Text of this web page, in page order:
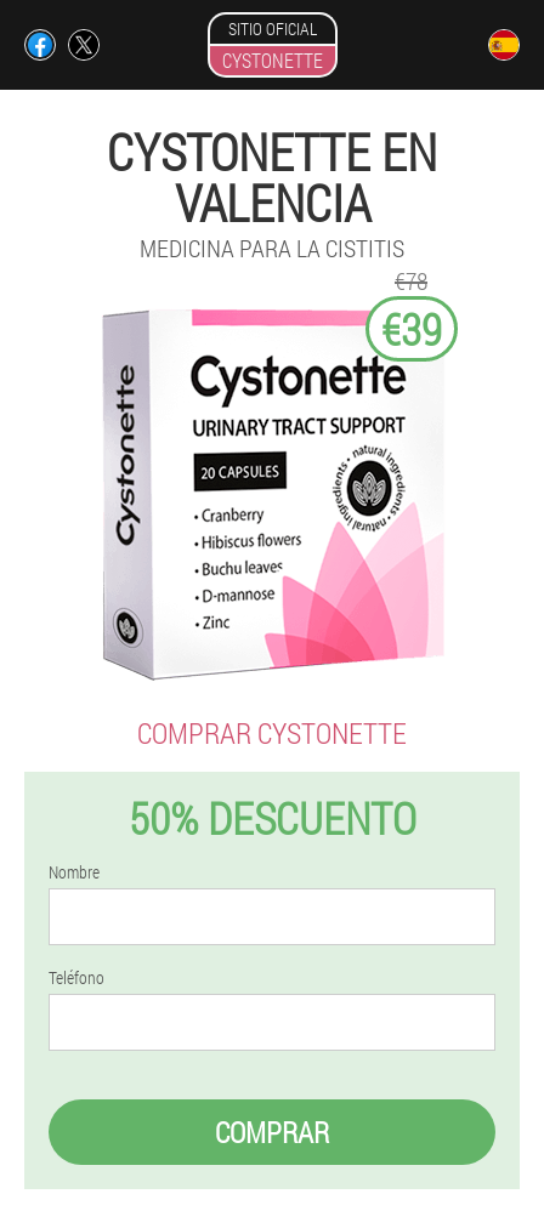
SITIO OFICIAL
CYSTONETTE
CYSTONETTE EN
VALENCIA
MEDICINA PARA LA CISTITIS
€78
€39
COMPRAR CYSTONETTE
50% DESCUENTO
Nombre
Teléfono
COMPRAR